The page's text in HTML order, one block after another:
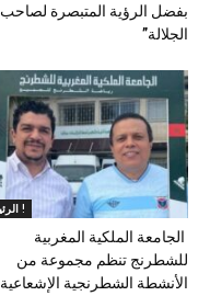
بفضل الرؤية المتبصرة لصاحب
الجلالة”
الرئيسية !
الجامعة الملكية المغربية
للشطرنج تنظم مجموعة من
الأنشطة الشطرنجية الإشعاعية